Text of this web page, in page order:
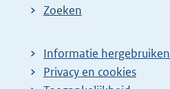
Zoeken
Informatie hergebruiken
Privacy en cookies